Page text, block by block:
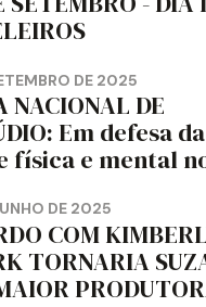
DE 2025
NACIONAL DE
defesa da
física e mental
sindical.
DE 2025
COM
TORNARIA